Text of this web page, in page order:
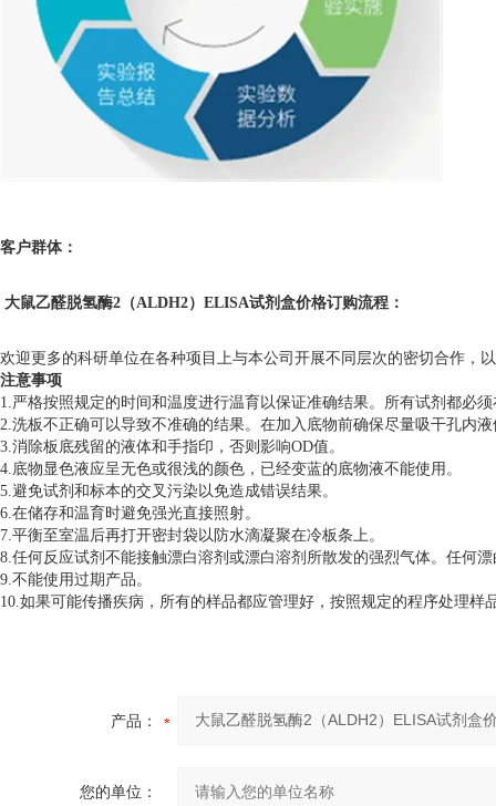
客户群体：
大鼠乙醛脱氢酶2（ALDH2）ELISA试剂盒价格订购流程：
欢迎更多的科研单位在各种项目上与本公司开展不同层次的密切合作，
注意事项
1.严格按照规定的时间和温度进行温育以保证准确结果。所有试剂都必
2.洗板不正确可以导致不准确的结果。在加入底物前确保尽量吸干孔内
3.消除板底残留的液体和手指印，否则影响OD值。
4.底物显色液应呈无色或很浅的颜色，已经变蓝的底物液不能使用。
5.避免试剂和标本的交叉污染以免造成错误结果。
6.在储存和温育时避免强光直接照射。
7.平衡至室温后再打开密封袋以防水滴凝聚在冷板条上。
8.任何反应试剂不能接触漂白溶剂或漂白溶剂所散发的强烈气体。任何
9.不能使用过期产品。
10.如果可能传播疾病，所有的样品都应管理好，按照规定的程序处理样
产品：
您的单位：